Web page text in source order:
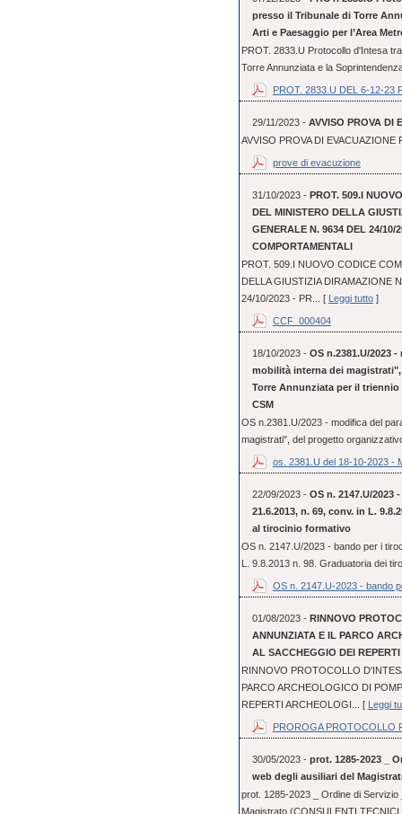
presso il Tribunale di Torre
Arti e Paesaggio per l’Area
PROT. 2833.U Protocollo d'Intesa
Torre Annunziata e la
PROT. 2833.U DEL 6-12-23
29/11/2023 - AVVISO PROVA DI
AVVISO PROVA DI
prove di evacuzione
31/10/2023 - PROT. 509.I
DEL MINISTERO DELLA
GENERALE N. 9634 DEL 24/10/
COMPORTAMENTALI
PROT. 509.I NUOVO CODICE
DELLA GIUSTIZIA DIRAMAZIONE
24/10/2023 - PR... [ Leggi tutto]
CCF_000404
18/10/2023 - OS n.2381.U/2023
mobilità interna dei
Torre Annunziata per il triennio
CSM
OS n.2381.U/2023 - modifica del
magistrati", del progetto
os. 2381.U del 18-10-2023 -
22/09/2023 - OS n. 2147.U/
21.6.2013, n. 69, conv. in L.
al tirocinio formativo
OS n. 2147.U/2023 - bando per i
L. 9.8.2013 n. 98. Graduatoria dei
OS n. 2147.U-2023 - bando
01/08/2023 - RINNOVO
ANNUNZIATA E IL PARCO
AL SACCHEGGIO DEI
RINNOVO PROTOCOLLO
PARCO ARCHEOLOGICO DI
REPERTI ARCHEOLOGI... [ Leggi
PROROGA PROTOCOLLO
30/05/2023 - prot. 1285-2023 _
web degli ausiliari del
prot. 1285-2023 _ Ordine di
Magistrato (CONSULENTI TECNICI